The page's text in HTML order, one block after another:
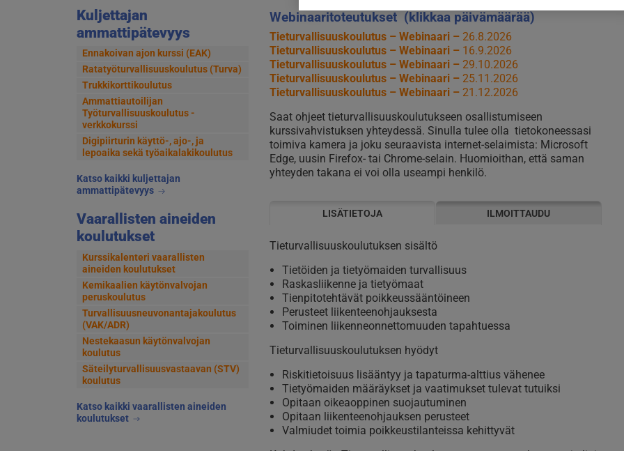
Kuljettajan
ammattipätevyys
Ennakoivan ajon kurssi (EAK)
Ratatyöturvallisuuskoulutus (Turva)
Trukkikorttikoulutus
Ammattiautoilijan
Työturvallisuuskoulutus -
verkkokurssi
Digipiirturin käyttö-, ajo-, ja
lepoaika sekä työaikalakikoulutus
Katso kaikki kuljettajan
ammattipätevyys
Vaarallisten aineiden
koulutukset
Kurssikalenteri vaarallisten
aineiden koulutukset
Kemikaalien käytönvalvojan
peruskoulutus
Turvallisuusneuvonantajakoulutus
(VAK/ADR)
Nestekaasun käytönvalvojan
koulutus
Säteilyturvallisuusvastaavan (STV)
koulutus
Katso kaikki vaarallisten aineiden
koulutukset
Webinaaritoteutukset (klikkaa päivämäärää)
Tieturvallisuuskoulutus – Webinaari – 26.8.2026
Tieturvallisuuskoulutus – Webinaari – 16.9.2026
Tieturvallisuuskoulutus – Webinaari – 29.10.2026
Tieturvallisuuskoulutus – Webinaari – 25.11.2026
Tieturvallisuuskoulutus – Webinaari – 21.12.2026
Saat ohjeet tieturvallisuuskoulutukseen osallistumiseen
kurssivahvistuksen yhteydessä. Sinulla tulee olla tietokoneessasi
toimiva kamera ja joku seuraavista internet-selaimista: Microsoft
Edge, uusin Firefox- tai Chrome-selain. Huomioithan, että saman
yhteyden takana ei voi olla useampi henkilö.
LISÄTIETOJA ILMOITTAUDU
Tieturvallisuuskoulutuksen sisältö
Tietöiden ja tietyömaiden turvallisuus
Raskasliikenne ja tietyömaat
Tienpitotehtävät poikkeussääntöineen
Perusteet liikenteenohjauksesta
Toiminen liikenneonnettomuuden tapahtuessa
Tieturvallisuuskoulutuksen hyödyt
Riskitietoisuus lisääntyy ja tapaturma-alttius vähenee
Tietyömaiden määräykset ja vaatimukset tulevat tutuiksi
Opitaan oikeaoppinen suojautuminen
Opitaan liikenteenohjauksen perusteet
Valmiudet toimia poikkeustilanteissa kehittyvät